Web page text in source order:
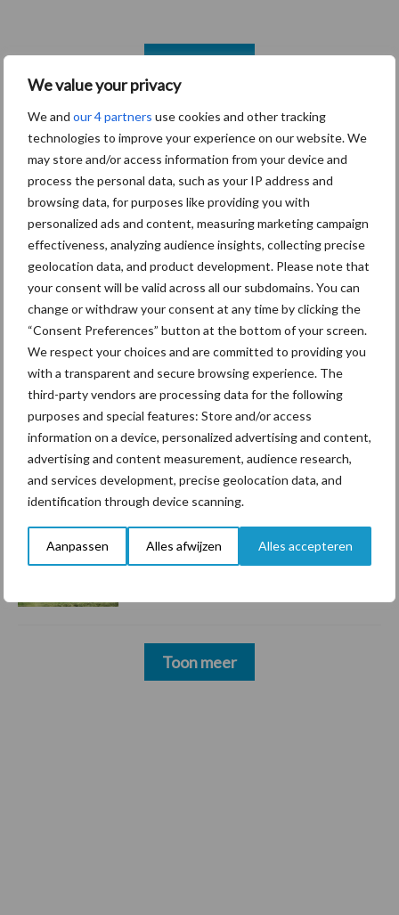
We value your privacy
We and our 4 partners use cookies and other tracking
technologies to improve your experience on our website. We
may store and/or access information from your device and
process the personal data, such as your IP address and
browsing data, for purposes like providing you with
personalized ads and content, measuring marketing campaign
effectiveness, analyzing audience insights, collecting precise
geolocation data, and product development. Please note that
your consent will be valid across all our subdomains. You can
change or withdraw your consent at any time by clicking the
“Consent Preferences” button at the bottom of your screen.
We respect your choices and are committed to providing you
with a transparent and secure browsing experience. The
third-party vendors are processing data for the following
purposes and special features: Store and/or access
information on a device, personalized advertising and content,
advertising and content measurement, audience research,
and services development, precise geolocation data, and
identification through device scanning.
Aanpassen Alles afwijzen Alles accepteren
Primaire
Sidebar
Recent nieuws Partner nieuws
6 aug
ForFarmers ziet volume en
marktaandeel groeien in krimpende
Nederlandse markt
6 aug
Tien praktische tips voor een
langere levensduur
5 aug
“Vraag naar praktische
hygieneoplossingen is in Polen
groter dan ooit”
5 aug
Drie Franse bedrijven over de grens
van 14.000 kilogram melk
3 aug
Pöttinger introduceert compacte
dubbelrotor-zwadhark in de hef
Toon meer